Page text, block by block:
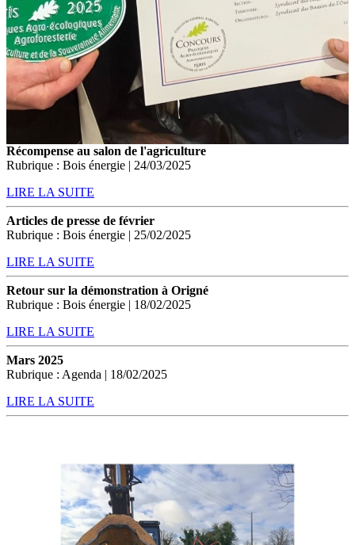
Récompense au salon de l'agriculture
Rubrique : Bois énergie | 24/03/2025
LIRE LA SUITE
Articles de presse de février
Rubrique : Bois énergie | 25/02/2025
LIRE LA SUITE
Retour sur la démonstration à Origné
Rubrique : Bois énergie | 18/02/2025
LIRE LA SUITE
Mars 2025
Rubrique : Agenda | 18/02/2025
LIRE LA SUITE